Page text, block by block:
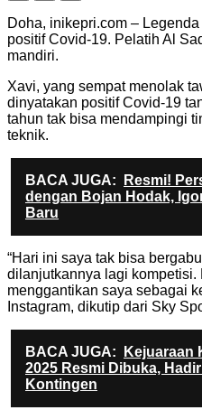
Doha, inikepri.com –
positif Covid-19. Pelatih Al
mandiri.
Xavi, yang sempat menolak
dinyatakan positif Covid-19
tahun tak bisa mendampingi
teknik.
BACA JUGA:
Resmi!
dengan Bojan Hodak,
Baru
“Hari ini saya tak bisa
dilanjutkannya lagi kompetisi.
menggantikan saya sebagai
Instagram, dikutip dari Sky
BACA JUGA:
Kejuaraan
2025 Resmi Dibuka,
Kontingen